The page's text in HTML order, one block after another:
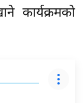
कार्यक्रमको